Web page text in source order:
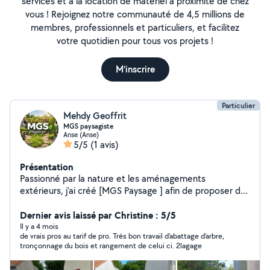
vous ! Rejoignez notre communauté de 4,5 millions de
membres, professionnels et particuliers, et facilitez
votre quotidien pour tous vos projets !
M'inscrire
Particulier
Mehdy Geoffrit
MGS paysagiste
Anse (Anse)
5/5 (1 avis)
Présentation
Passionné par la nature et les aménagements
extérieurs, j'ai créé [MGS Paysage ] afin de proposer des
au budget de chacun. Travail soigné Conseils
personnalisés Respect des plantes et de
l'environnement Proximité et réactivité Chaque projet
est unique : mon objectif est de créer un jardin
agréable, durable et facile à entretenir.
Dernier avis laissé par Christine : 5/5
Il y a 4 mois
de vrais pros au tarif de pro. Trés bon travail d'abattage d'arbre,
tronçonnage du bois et rangement de celui ci. 2lagage